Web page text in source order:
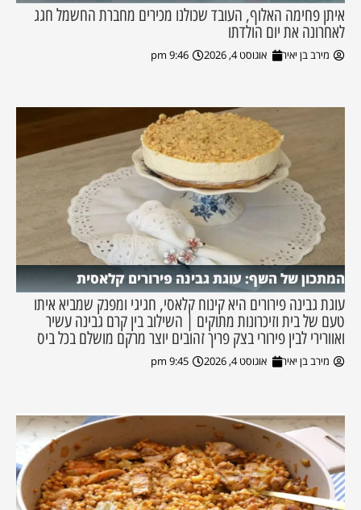
איתן פחימה האלוף, העובד שכולנו מכירים מחברת החשמל חגג
לאחרונה את יום הולדתו
מירב בן יאיר אוגוסט 4, 2026 9:46 pm
המתכון של השף: עוגת גבינה פירורים קלאסית
עוגת גבינה פירורים היא קינוח קלאסי, חגיגי ומפנק שמביא איתו
טעם של בית וזיכרונות מתוקים | השילוב בין קרם גבינה עשיר
ואוורירי לבין פירורי בצק פריך זהובים יוצר מרקם מושלם בכל ביס
מירב בן יאיר אוגוסט 4, 2026 9:45 pm